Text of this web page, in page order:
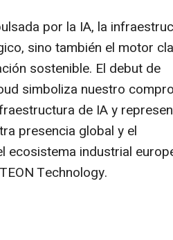
por la IA, la
sino también el motor
sostenible. El debut de
simboliza nuestro
de IA y
presencia global y el
ecosistema industrial
Technology.